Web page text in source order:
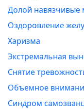
Долой навязчивые
Оздоровление
Харизма
Экстремальная
Снятие
Объемное
Синдром